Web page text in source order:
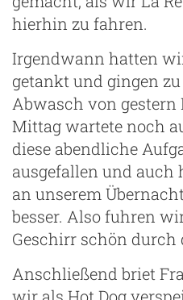
hierhin zu fahren.
Irgendwann hatten
getankt und gingen
Abwasch von gestern
Mittag wartete noch
diese abendliche
ausgefallen und auch
an unserem
besser. Also fuhren
Geschirr schön durch
Anschließend briet
wir als Hot Dog